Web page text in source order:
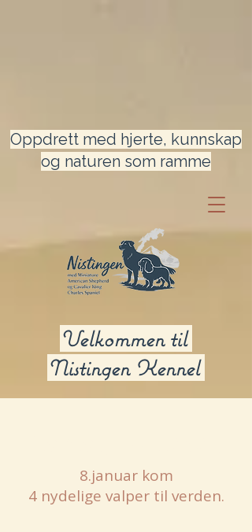
Oppdrett med hjerte, kunnskap
og naturen som ramme
Velkommen til
Nistingen Kennel
8.januar kom
4 nydelige valper til verden.